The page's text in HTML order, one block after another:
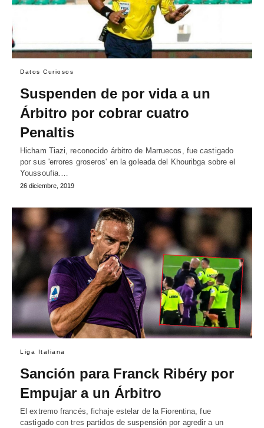
Datos Curiosos
Suspenden de por vida a un
Árbitro por cobrar cuatro
Penaltis
Hicham Tiazi, reconocido árbitro de Marruecos, fue castigado
por sus 'errores groseros' en la goleada del Khouribga sobre el
Youssoufia.…
26 diciembre, 2019
Liga Italiana
Sanción para Franck Ribéry por
Empujar a un Árbitro
El extremo francés, fichaje estelar de la Fiorentina, fue
castigado con tres partidos de suspensión por agredir a un